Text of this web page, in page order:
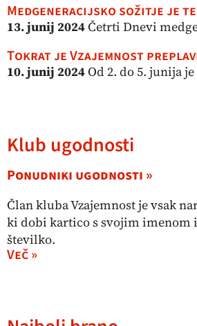
Medgeneracijsko sožitje je
13. junij 2024Četrti Dnevi
Tokrat je Vzajemnost
10. junij 2024Od 2. do 5. junija
Klub ugodnosti
Ponudniki ugodnosti »
Član kluba Vzajemnost je vsak
ki dobi kartico s svojim imenom
številko.
Več »